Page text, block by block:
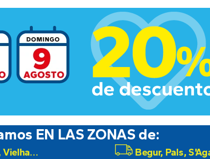
EN LAS ZONAS de:
Vielha…
Begur, Pals,